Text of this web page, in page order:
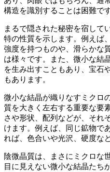
構造を識別することは困難です
まるで隠された秘密を宿して
特の性質を示します。例えば、
強度を持つものや、 滑らかな
は様々です。また、微小な結
を生み出すこともあり、宝石
もあります。
微小な結晶が織りなすミクロ
質を大きく左右する重要な要
さや形状、配列などが、それ
けます。例えば、同じ鉱物で
れば、色合いや光沢、硬度な
陰微晶質は、まさにミクロな
目に見えない微小な結晶たち